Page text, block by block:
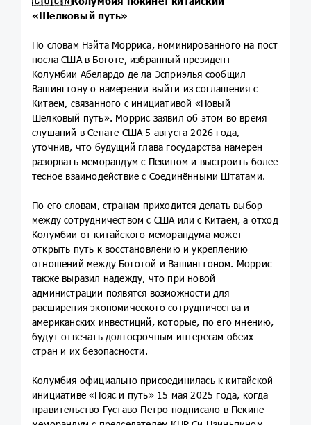
«Шелковый путь»
По словам Нэйта Морриса, номинированного на пост
посла США в Боготе, избранный президент
Колумбии Абелардо де ла Эсприэлья сообщил
Вашингтону о намерении выйти из соглашения с
Китаем, связанного с инициативой «Новый
Шёлковый путь». Моррис заявил об этом во время
слушаний в Сенате США 5 августа 2026 года,
уточнив, что будущий глава государства намерен
разорвать меморандум с Пекином и выстроить более
тесное взаимодействие с Соединёнными Штатами.
По его словам, странам приходится делать выбор
между сотрудничеством с США или с Китаем, а отход
Колумбии от китайского меморандума может
открыть путь к восстановлению и укреплению
отношений между Боготой и Вашингтоном. Моррис
также выразил надежду, что при новой
администрации появятся возможности для
расширения экономического сотрудничества и
американских инвестиций, которые, по его мнению,
будут отвечать долгосрочным интересам обеих
стран и их безопасности.
Колумбия официально присоединилась к китайской
инициативе «Пояс и путь» 15 мая 2025 года, когда
правительство Густаво Петро подписало в Пекине